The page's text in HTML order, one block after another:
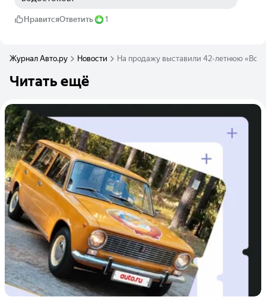
НравитсяОтветить 1
Журнал Авто.ру Новости На продажу выставили 42-летнюю
Читать ещё